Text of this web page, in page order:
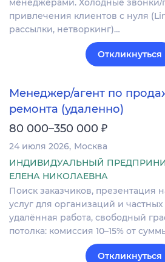
менеджерами. Холодные звонки/
привлечения клиентов с нуля
рассылки, нетворкинг)…
Откликнуться
Менеджер/агент по
ремонта (удаленно)
80 000–350 000 ₽
24 июля 2026 Москва
ИНДИВИДУАЛЬНЫЙ
ЕЛЕНА НИКОЛАЕВНА
Поиск заказчиков, презентация
услуг для организаций и
удалённая работа, свободный
потолка: комиссия 10–15% от
Откликнуться